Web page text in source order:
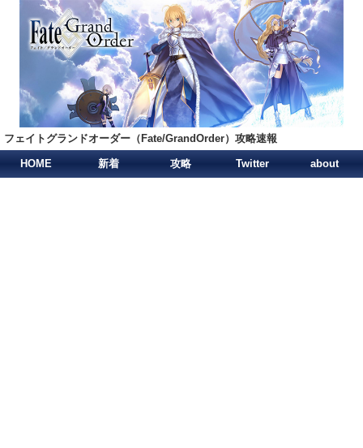
フェイトグランドオーダー（Fate/GrandOrder）攻略速報
HOME 新着 攻略 Twitter about